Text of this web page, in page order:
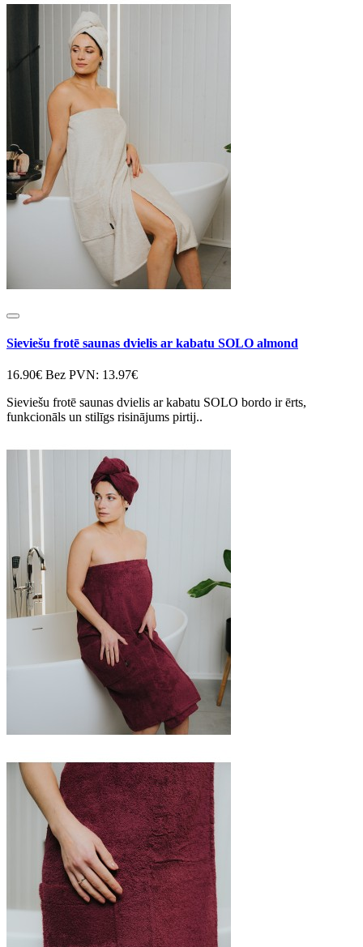
Sieviešu frotē saunas dvielis ar kabatu SOLO almond
16.90€ Bez PVN: 13.97€
Sieviešu frotē saunas dvielis ar kabatu SOLO bordo ir ērts,
funkcionāls un stilīgs risinājums pirtij..